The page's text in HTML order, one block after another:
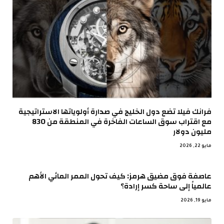
فرانك فيلا تضع دول الخليج في صدارة أولوياتها الاستراتيجية
مع اقتراب سوق الساعات الفاخرة في المنطقة من 830
مليون دولار
مايو 22, 2026
عاصفة فوق مضيق هرمز: كيف تحول الممر المائي الأهم
عالمياً إلى ساحة كسر إرادة؟
مايو 19, 2026